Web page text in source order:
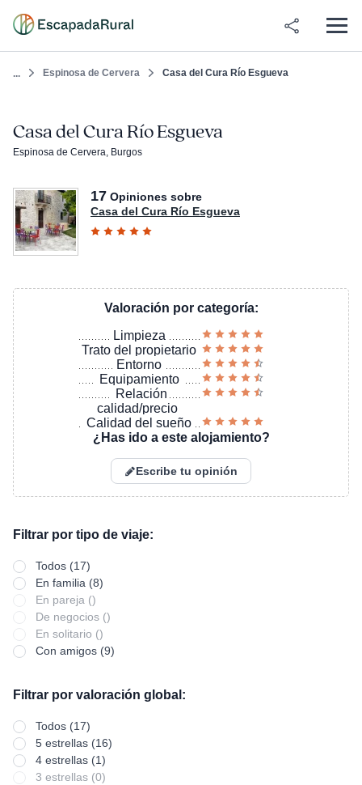
... Espinosa de Cervera Casa del Cura Río Esgueva
Casa del Cura Río Esgueva
Espinosa de Cervera, Burgos
17 Opiniones sobre
Casa del Cura Río Esgueva
Valoración por categoría:
Limpieza
Trato del propietario
Entorno
Equipamiento
Relación
calidad/precio
Calidad del sueño
¿Has ido a este alojamiento?
Escribe tu opinión
Filtrar por tipo de viaje:
Todos (17)
En familia (8)
En pareja ()
De negocios ()
En solitario ()
Con amigos (9)
Filtrar por valoración global:
Todos (17)
5 estrellas (16)
4 estrellas (1)
3 estrellas (0)